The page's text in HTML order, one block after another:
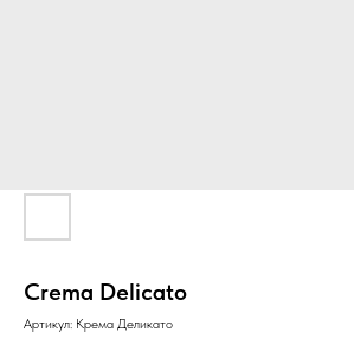
Crema Delicato
Артикул: Крема Деликато